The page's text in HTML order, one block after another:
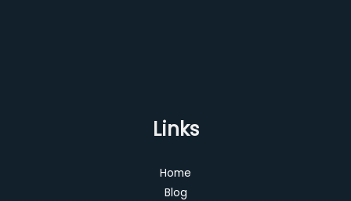
Links
Home
Blog